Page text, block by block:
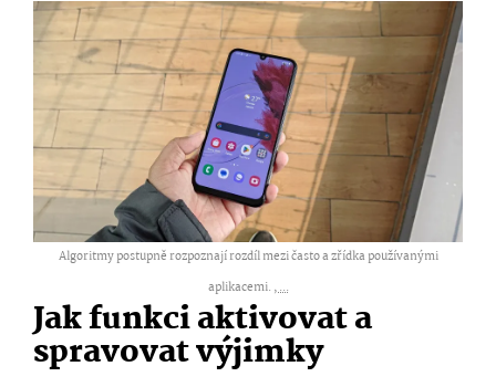
Algoritmy postupně rozpoznají rozdíl mezi často a zřídka používanými
aplikacemi. ,...
Jak funkci aktivovat a
spravovat výjimky